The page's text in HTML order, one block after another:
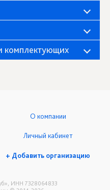
комплектующих
ИНН 7328064833
О компании
Личный кабинет
+ Добавить организацию